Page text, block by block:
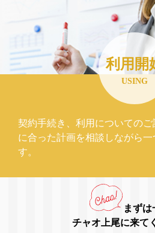
利用開
USING
契約手続き、利用についての
に合った計画を相談しながら一
す。
まずは
チャオ上尾に来て